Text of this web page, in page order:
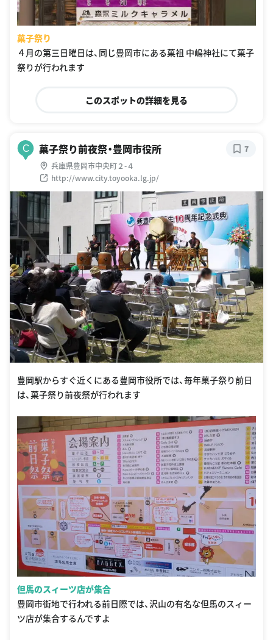
菓子祭り
４月の第三日曜日は、同じ豊岡市にある菓祖 中嶋神社にて菓子
祭りが行われます
このスポットの詳細を見る
C 菓子祭り前夜祭・豊岡市役所
兵庫県豊岡市中央町２-４
http://www.city.toyooka.lg.jp/
7
豊岡駅からすぐ近くにある豊岡市役所では、毎年菓子祭り前日
は、菓子祭り前夜祭が行われます
但馬のスィーツ店が集合
豊岡市街地で行われる前日際では、沢山の有名な但馬のスィー
ツ店が集合するんですよ